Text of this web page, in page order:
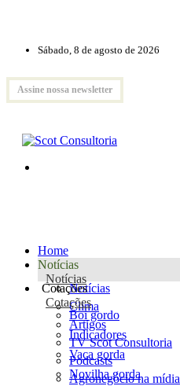
Sábado, 8 de agosto de 2026
Assine nossa newsletter
Home
Notícias
Notícias
Notícias
Clima
Artigos
TV Scot Consultoria
Podcasts
Agronegócio na mídia
Cotações
Cotações
Boi gordo
Indicadores
Vaca gorda
Novilha gorda